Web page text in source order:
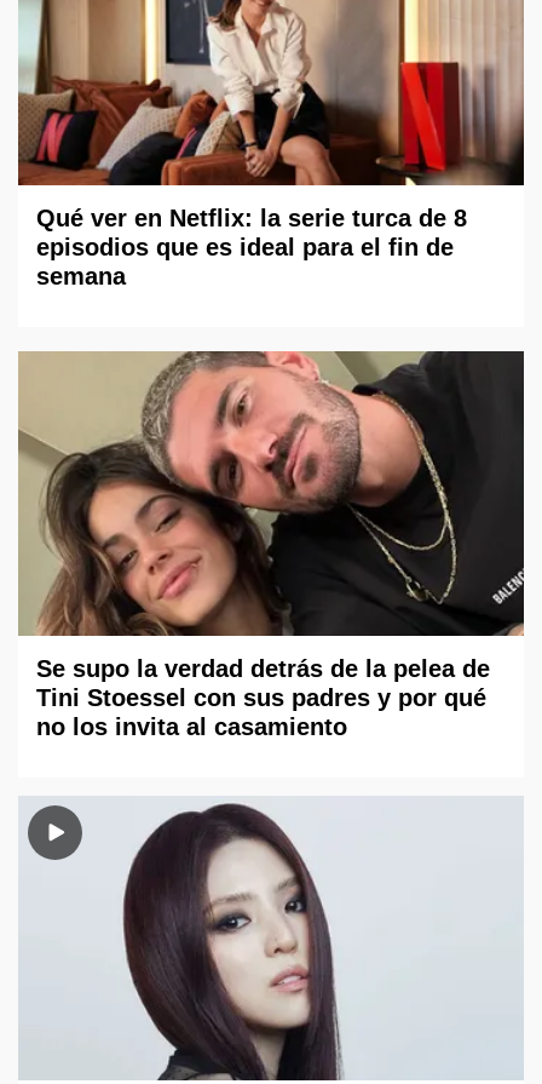
Qué ver en Netflix: la serie turca de 8
episodios que es ideal para el fin de
semana
Se supo la verdad detrás de la pelea de
Tini Stoessel con sus padres y por qué
no los invita al casamiento